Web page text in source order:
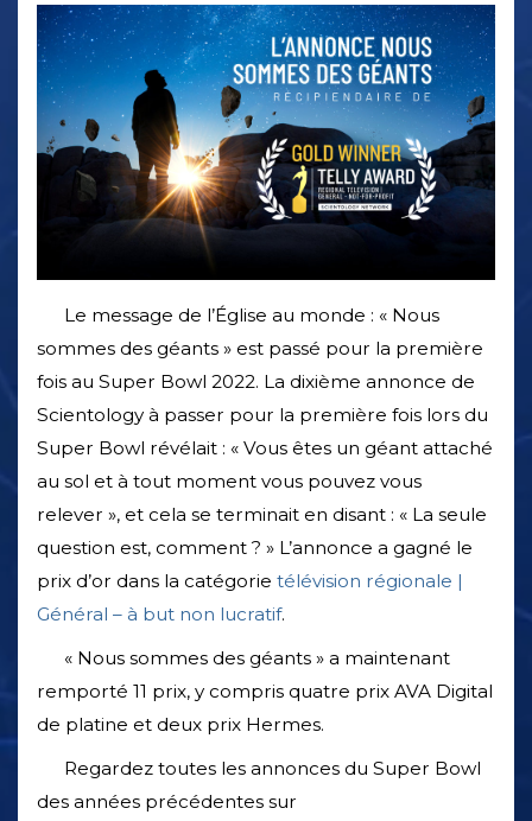
Le message de l’Église au monde : « Nous
sommes des géants » est passé pour la première
fois au Super Bowl 2022. La dixième annonce de
Scientology à passer pour la première fois lors du
Super Bowl révélait : « Vous êtes un géant attaché
au sol et à tout moment vous pouvez vous
relever », et cela se terminait en disant : « La seule
question est, comment ? » L’annonce a gagné le
prix d’or dans la catégorie télévision régionale |
Général – à but non lucratif.
« Nous sommes des géants » a maintenant
remporté 11 prix, y compris quatre prix AVA Digital
de platine et deux prix Hermes.
Regardez toutes les annonces du Super Bowl
des années précédentes sur